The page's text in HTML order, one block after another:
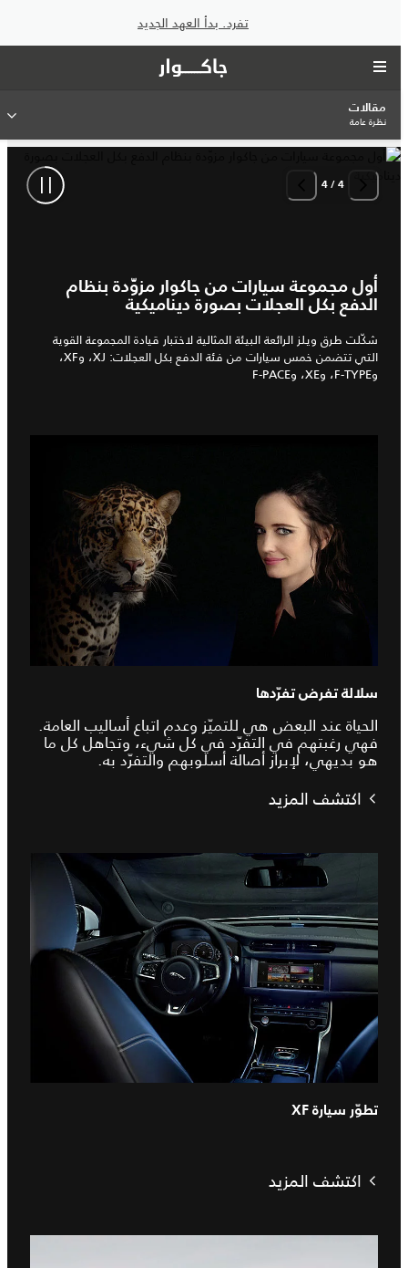
تفرد. بدأ العهد الجديد
مقالات
نظرة عامة
أول مجموعة سيارات من جاكوار مزوّدة بنظام
الدفع بكل العجلات بصورة ديناميكية
شكّلت طرق ويلز الرائعة البيئة المثالية لاختبار قيادة المجموعة القوية
التي تتضمن خمس سيارات من فئة الدفع بكل العجلات: XJ، وXF،
وF‑TYPE، وXE، وF‑PACE
4
/
4
سلالة تفرض تفرّدها
الحياة عند البعض هي للتميّز وعدم اتباع أساليب العامة.
فهي رغبتهم في التفرّد في كل شيء، وتجاهل كل ما
هو بديهي، لإبراز أصالة أسلوبهم والتفرّد به.
اكتشف المزيد
تطوّر سيارة XF
اكتشف المزيد